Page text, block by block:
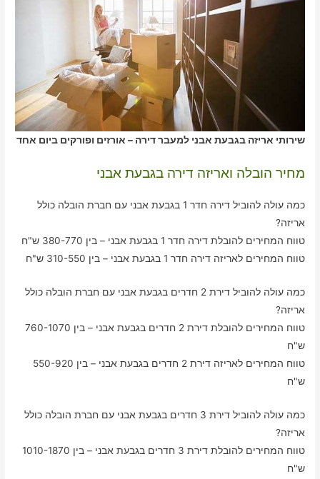
שירותי אריזה בגבעת אבני למעבר דירה – אורזים ופורקים ביום אחד
מחיר הובלה ואריזה דירה בגבעת אבני
כמה עולה להוביל דירה חדר 1 בגבעת אבני עם חברת הובלה כולל
אריזה?
טווח המחירים להובלת דירה חדר 1 בגבעת אבני – בין 380-770 ש"ח
טווח המחירים לאריזה דירה חדר 1 בגבעת אבני – בין 310-550 ש"ח
כמה עולה להוביל דירת 2 חדרים בגבעת אבני עם חברת הובלה כולל
אריזה?
טווח המחירים להובלת דירת 2 חדרים בגבעת אבני – בין 760-1070
ש"ח
טווח המחירים לאריזה דירת 2 חדרים בגבעת אבני – בין 550-920
ש"ח
כמה עולה להוביל דירת 3 חדרים בגבעת אבני עם חברת הובלה כולל
אריזה?
טווח המחירים להובלת דירת 3 חדרים בגבעת אבני – בין 1010-1870
ש"ח